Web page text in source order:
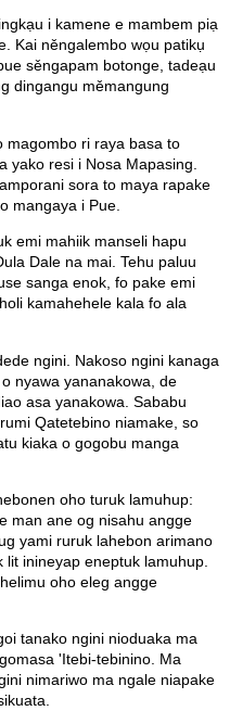
i kamene e mambem piạ
Kai něngalembo wọu patikụ
sěngapam botonge, tadeạu
dingangu měmangung
magombo ri raya basa to
yako resi i Nosa Mapasing.
sora to maya rapake
mangaya i Pue.
emi mahiik manseli hapu
Dale na mai. Tehu paluu
sanga enok, fo pake emi
kamahehele kala fo ala
ngini. Nakoso ngini kanaga
nyawa yananakowa, de
asa yanakowa. Sababu
Qatetebino niamake, so
kiaka o gogobu manga
oho turuk lamuhup:
man ane og nisahu angge
yami ruruk lahebon arimano
inineyap eneptuk lamuhup.
oho eleg angge
tanako ngini nioduaka ma
'Itebi-tebinino. Ma
nimariwo ma ngale niapake